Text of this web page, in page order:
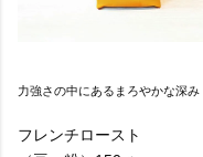
力強さの中にあるまろやかな深み
フレンチロースト